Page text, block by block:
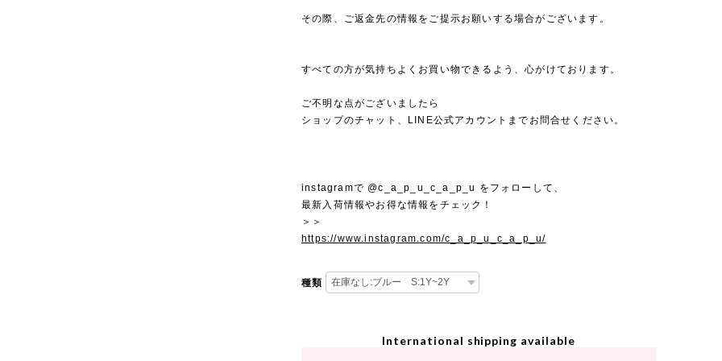
その際、ご返金先の情報をご提示お願いする場合がございます。
すべての方が気持ちよくお買い物できるよう、心がけております。
ご不明な点がございましたら
ショップのチャット、LINE公式アカウントまでお問合せください。
instagramで @c_a_p_u_c_a_p_u をフォローして、
最新入荷情報やお得な情報をチェック！
＞＞
https://www.instagram.com/c_a_p_u_c_a_p_u/
種類
International shipping available